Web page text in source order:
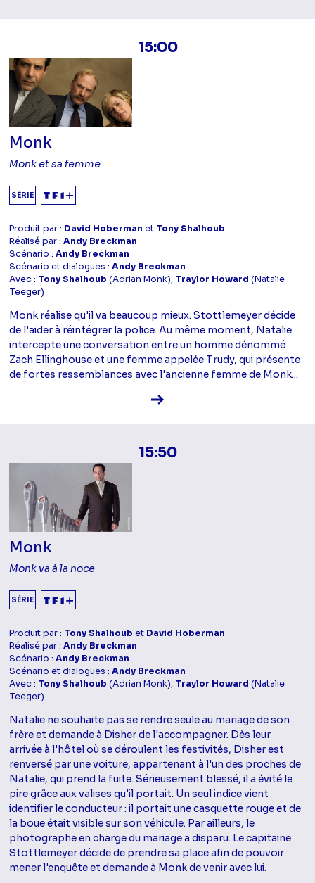
15:00
Monk
Monk et sa femme
SÉRIE
Produit par : David Hoberman et Tony Shalhoub
Réalisé par :Andy Breckman
Scénario :Andy Breckman
Scénario et dialogues :Andy Breckman
Avec : Tony Shalhoub (Adrian Monk), Traylor Howard (Natalie
Teeger)
Monk réalise qu'il va beaucoup mieux. Stottlemeyer décide
de l'aider à réintégrer la police. Au même moment, Natalie
intercepte une conversation entre un homme dénommé
Zach Ellinghouse et une femme appelée Trudy, qui présente
de fortes ressemblances avec l'ancienne femme de Monk...
Voir la fiche diffusion
15:50
Monk
Monk va à la noce
SÉRIE
Produit par : Tony Shalhoub et David Hoberman
Réalisé par :Andy Breckman
Scénario :Andy Breckman
Scénario et dialogues :Andy Breckman
Avec : Tony Shalhoub (Adrian Monk), Traylor Howard (Natalie
Teeger)
Natalie ne souhaite pas se rendre seule au mariage de son
frère et demande à Disher de l'accompagner. Dès leur
arrivée à l'hôtel où se déroulent les festivités, Disher est
renversé par une voiture, appartenant à l'un des proches de
Natalie, qui prend la fuite. Sérieusement blessé, il a évité le
pire grâce aux valises qu'il portait. Un seul indice vient
identifier le conducteur : il portait une casquette rouge et de
la boue était visible sur son véhicule. Par ailleurs, le
photographe en charge du mariage a disparu. Le capitaine
Stottlemeyer décide de prendre sa place afin de pouvoir
mener l'enquête et demande à Monk de venir avec lui.